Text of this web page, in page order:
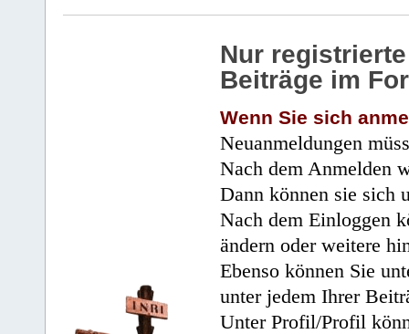
Nur
Beiträge im
Wenn Sie sich
Neuanmeldungen
Nach dem Anmelden
Dann können sie sich
Nach dem Einloggen
ändern oder weitere
Ebenso können Sie
unter jedem Ihrer
Unter Profil/Profil